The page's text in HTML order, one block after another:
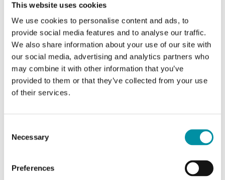
This website uses cookies
We use cookies to personalise content and ads, to
provide social media features and to analyse our traffic.
We also share information about your use of our site with
our social media, advertising and analytics partners who
may combine it with other information that you’ve
provided to them or that they’ve collected from your use
of their services.
Selection
Necessary
Preferences
Segnale di controllo
Segnale di feedback --
Tempo di corsa,
attuatore
100 s
Capacità di
3 (1.5) A, 230 Vac (x2